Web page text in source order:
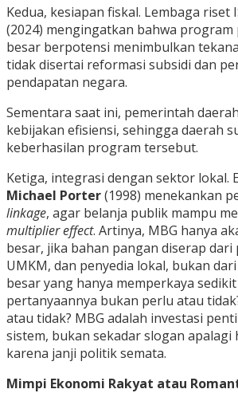
Kedua, kesiapan fiskal. Lembaga riset
(2024) mengingatkan bahwa
besar berpotensi menimbulkan
tidak disertai reformasi subsidi dan
pendapatan negara.
Sementara saat ini, pemerintah
kebijakan efisiensi, sehingga daerah
keberhasilan program tersebut.
Ketiga, integrasi dengan sektor lokal.
Michael Porter(1998) menekankan
linkage, agar belanja publik mampu
multiplier effect. Artinya, MBG hanya
besar, jika bahan pangan diserap dari
UMKM, dan penyedia lokal, bukan
besar yang hanya memperkaya sedikit
pertanyaannya bukan perlu atau
atau tidak? MBG adalah investasi
sistem, bukan sekadar slogan apalagi
karena janji politik semata.
Mimpi Ekonomi Rakyat atau